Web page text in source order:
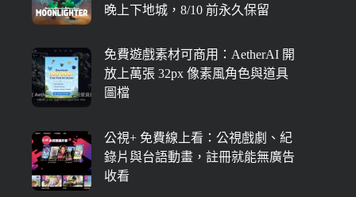
晚上下地城，8/10 前永久保留
免費遊戲素材可商用：AetherAI 開
放上萬張 32px 像素風角色與道具
圖檔
公視+ 免費線上看：公視戲劇、紀
錄片與台語動畫，註冊就能無廣告
收看